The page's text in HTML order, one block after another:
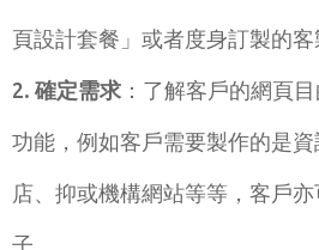
頁設計套餐」或者度身訂製的客
確定需求 ：了解客戶的網頁
功能，例如客戶需要製作的是
店、抑或機構網站等等，客戶
子。